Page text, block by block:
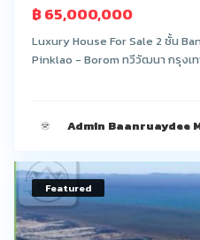
฿ 65,000,000
Luxury House For Sale 2 ชั้น
Pinklao - Borom ทวีวัฒนา กรุงเ
Admin Baanruaydee
Featured